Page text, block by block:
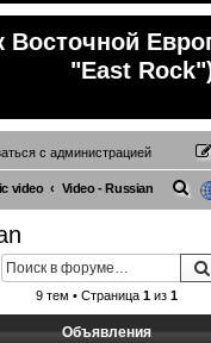
Восточной
"East
с администрацией
video Video - Russian
с
9 тем • Страница 1из 1
Объявления